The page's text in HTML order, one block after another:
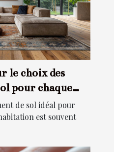
le choix des
pour chaque
de sol idéal pour
est souvent